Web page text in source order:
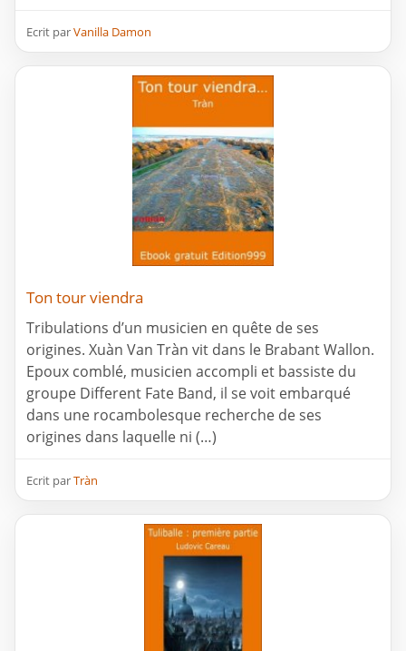
Ecrit parVanilla Damon
Ton tour viendra
Tribulations d’un musicien en quête de ses
origines. Xuàn Van Tràn vit dans le Brabant Wallon.
Epoux comblé, musicien accompli et bassiste du
groupe Different Fate Band, il se voit embarqué
dans une rocambolesque recherche de ses
origines dans laquelle ni (…)
Ecrit parTràn